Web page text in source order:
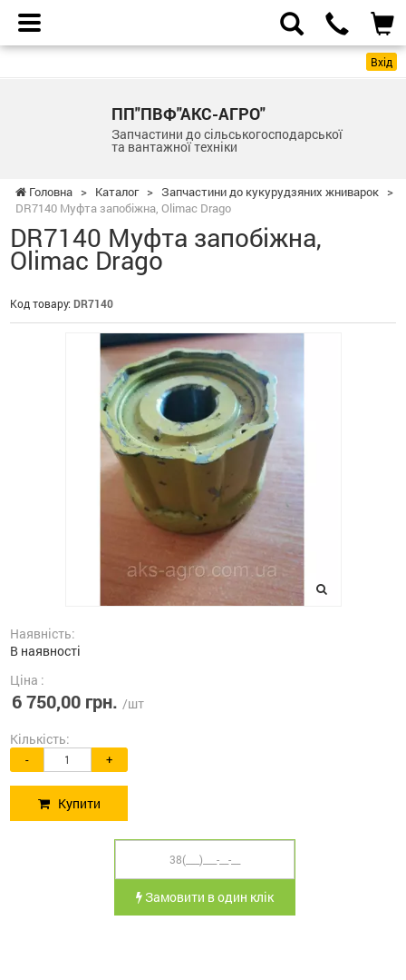
Вхід
ПП"ПВФ"АКС-АГРО"
Запчастини до сільськогосподарської
та вантажної техніки
Головна > Каталог > Запчастини до кукурудзяних жниварок >
DR7140 Муфта запобіжна, Olimac Drago
DR7140 Муфта запобіжна,
Olimac Drago
Код товару: DR7140
Наявність:
В наявності
Ціна :
6 750,00 грн. /шт
Кількість:
- +
Купити
Замовити в один клік